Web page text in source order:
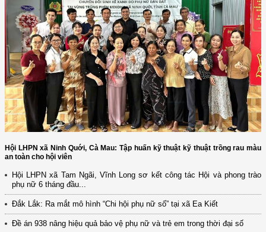
Hội LHPN xã Ninh Quới, Cà Mau: Tập huấn kỹ thuật kỹ thuật trồng rau màu
an toàn cho hội viên
Hội LHPN xã Tam Ngãi, Vĩnh Long sơ kết công tác Hội và phong trào
phụ nữ 6 tháng đầu...
Đắk Lắk: Ra mắt mô hình “Chi hội phụ nữ số” tại xã Ea Kiết
Đề án 938 nâng hiệu quả bảo vệ phụ nữ và trẻ em trong thời đại số
(12/TB-HĐKH) V/v đăng ký, đề xuất nhiệm vụ Khoa học, công nghệ và
đổi mới ...
(898/KH/ĐCT) Kế hoạch thực hiện Quyết định số 2415/QĐ-TTg ngày